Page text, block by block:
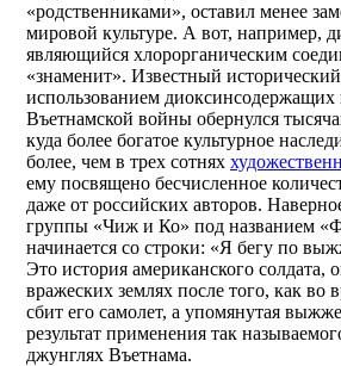
«родственниками», оставил менее
мировой культуре. А вот, например,
являющийся хлорорганическим
«знаменит». Известный
использованием диоксинсодержащих
Въетнамской войны обернулся
куда более богатое культурное
более, чем в трех сотнях
ему посвящено бесчисленное
даже от российских авторов.
группы «Чиж и Ко» под названием
начинается со строки: «Я бегу по
Это история американского солдата,
вражеских землях после того, как во
сбит его самолет, а упомянутая
результат применения так
джунглях Въетнама.